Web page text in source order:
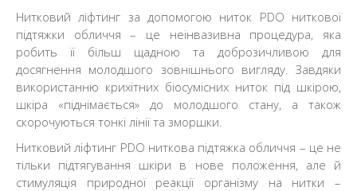
Нитковий ліфтинг за допомогою ниток PDO ниткової
підтяжки обличчя – це неінвазивна процедура, яка
робить її більш щадною та доброзичливою для
досягнення молодшого зовнішнього вигляду. Завдяки
використанню крихітних біосумісних ниток під шкірою,
шкіра «піднімається» до молодшого стану, а також
скорочуються тонкі лінії та зморшки.
Нитковий ліфтинг PDO ниткова підтяжка обличчя – це не
тільки підтягування шкіри в нове положення, але й
стимуляція природної реакції організму на нитки –